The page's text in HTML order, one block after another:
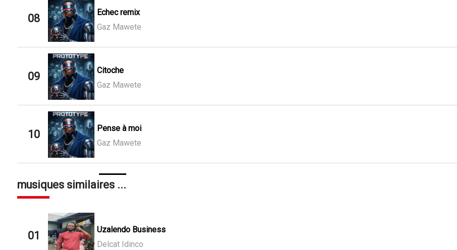
08
Echec remix
Gaz Mawete
09
Citoche
Gaz Mawete
10
Pense à moi
Gaz Mawete
musiques similaires ...
01
Uzalendo Business
Delcat Idinco